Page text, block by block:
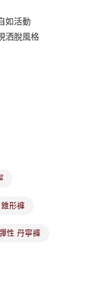
示為準，若有關於
「AFTEE先享後付
home
付」服務完成之交
狀況，依本公司即
取法律行動。
如活動
洒脫風格
形褲
性 丹寧褲